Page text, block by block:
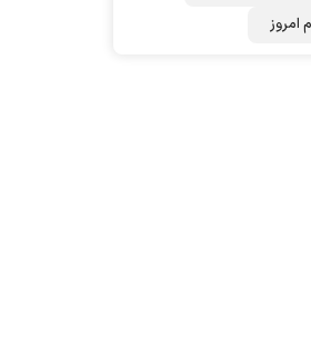
امروز